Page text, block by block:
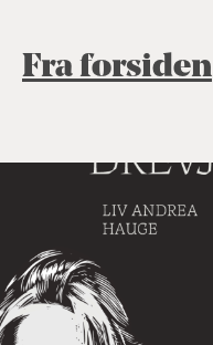
Fra forsiden